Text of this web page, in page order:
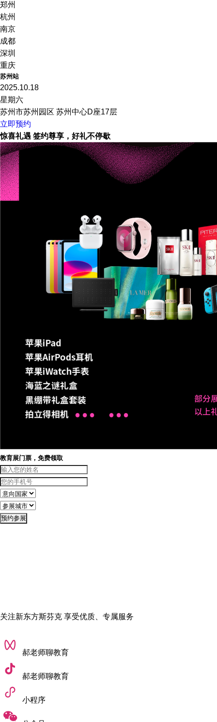
郑州
杭州
南京
成都
深圳
重庆
苏州站
2025.10.18
星期六
苏州市苏州园区 苏州中心D座17层
立即预约
惊喜礼遇 签约尊享，好礼不停歇
教育展门票，免费领取
预约参展
关注新东方斯芬克 享受优质、专属服务
郝老师聊教育
郝老师聊教育
小程序